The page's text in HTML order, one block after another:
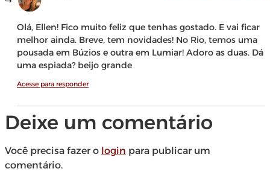
Olá, Ellen! Fico muito feliz que tenhas gostado. E vai ficar
melhor ainda. Breve, tem novidades! No Rio, temos uma
pousada em Búzios e outra em Lumiar! Adoro as duas. Dá
uma espiada? beijo grande
Acesse para responder
Deixe um comentário
Você precisa fazer o login para publicar um
comentário.